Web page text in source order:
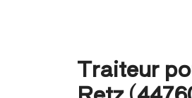
Traiteur